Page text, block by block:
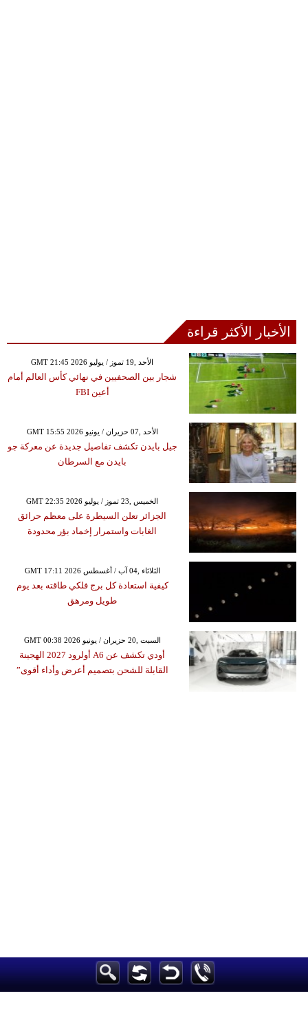
الأخبار الأكثر قراءة
GMT 21:45 2026 الأحد ,19 تموز / يوليو
شجار بين الصحفيين في نهائي كأس العالم أمام
أعين FBI
GMT 15:55 2026 الأحد ,07 حزيران / يونيو
جيل بايدن تكشف تفاصيل جديدة عن معركة جو
بايدن مع السرطان
GMT 22:35 2026 الخميس ,23 تموز / يوليو
الجزائر تعلن السيطرة على معظم حرائق
الغابات واستمرار إخماد بؤر محدودة
GMT 17:11 2026 الثلاثاء ,04 آب / أغسطس
كيفية استعادة كل برج فلكي طاقته بعد يوم
طويل ومرهق
GMT 00:38 2026 السبت ,20 حزيران / يونيو
أودي تكشف عن A6 أولرود 2027 الهجينة
القابلة للشحن بتصميم أعرض وأداء أقوى”